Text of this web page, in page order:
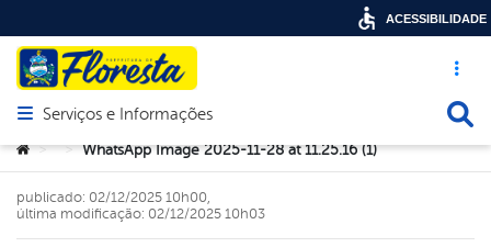
Acesso
Abrir menu principal de navegação
Serviços e Informações
Você está aqui:
> > WhatsApp Image 2025-11-28 at 11.25.16 (1)
publicado: 02/12/2025 10h00,
última modificação: 02/12/2025 10h03
ACESSIBILIDADE